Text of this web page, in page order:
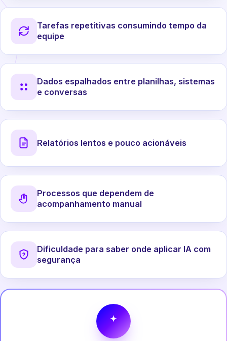
Tarefas repetitivas consumindo tempo da
equipe
Dados espalhados entre planilhas, sistemas
e conversas
Relatórios lentos e pouco acionáveis
Processos que dependem de
acompanhamento manual
Dificuldade para saber onde aplicar IA com
segurança